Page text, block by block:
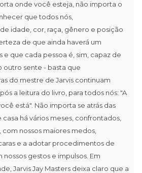
onde você esteja, não importa o
que todos nós,
idade, cor, raça, gênero e posição
de que ainda haverá um
e que cada pessoa é, sim, capaz de
sente - basta que
do mestre de Jarvis continuam
a leitura do livro, para todos nós: "A
está". Não importa se atrás das
casa há vários meses, confrontados,
nossos maiores medos,
e a adotar procedimentos de
gestos e impulsos. Em
Jarvis Jay Masters deixa claro que a